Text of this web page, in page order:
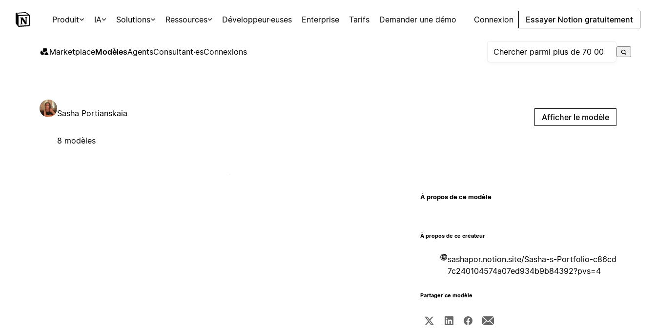
Produit IA Solutions Ressources Développeur·euses Enterprise Tarifs Demander une démo Connexion Essayer Notion gratuitement
MarketplaceModèlesAgentsConsultant·esConnexions
Sasha Portianskaia
8 modèles
Afficher le modèle
À propos de ce modèle
À propos de ce créateur
sashapor.notion.site/Sasha-s-Portfolio-c86cd
7c240104574a07ed934b9b84392?pvs=4
Partager ce modèle